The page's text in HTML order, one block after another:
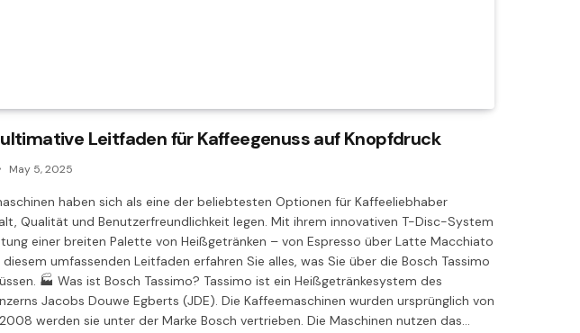
Leitfaden für Kaffeegenuss auf Knopfdruck
May 5, 2025
haben sich als eine der beliebtesten Optionen für Kaffeeliebhaber
Qualität und Benutzerfreundlichkeit legen. Mit ihrem innovativen T-Disc-System
einer breiten Palette von Heißgetränken – von Espresso über Latte Macchiato
diesem umfassenden Leitfaden erfahren Sie alles, was Sie über die Bosch Tassimo
🏭 Was ist Bosch Tassimo? Tassimo ist ein Heißgetränkesystem des
Jacobs Douwe Egberts (JDE). Die Kaffeemaschinen wurden ursprünglich von
werden sie unter der Marke Bosch vertrieben. Die Maschinen nutzen das…